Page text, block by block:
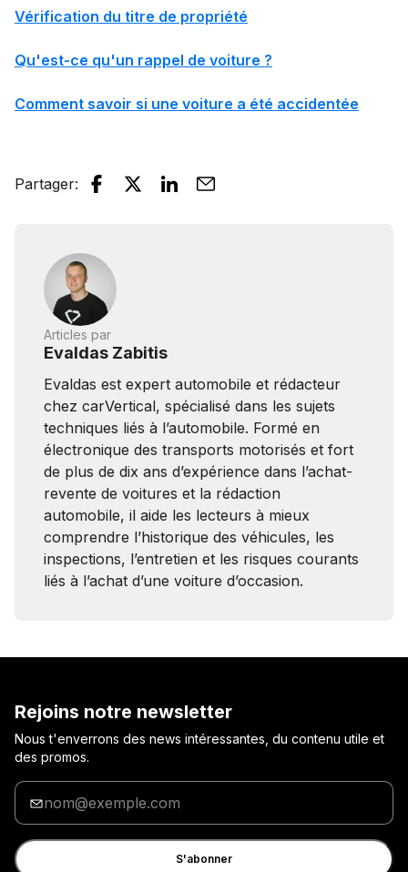
Vérification du titre de propriété
Qu'est-ce qu'un rappel de voiture ?
Comment savoir si une voiture a été accidentée
Partager:
Articles par
Evaldas Zabitis
Evaldas est expert automobile et rédacteur
chez carVertical, spécialisé dans les sujets
techniques liés à l’automobile. Formé en
électronique des transports motorisés et fort
de plus de dix ans d’expérience dans l’achat-
revente de voitures et la rédaction
automobile, il aide les lecteurs à mieux
comprendre l’historique des véhicules, les
inspections, l’entretien et les risques courants
liés à l’achat d’une voiture d’occasion.
Rejoins notre newsletter
Nous t'enverrons des news intéressantes, du contenu utile et
des promos.
Entre
ton
adresse
e-
mail
S'abonner